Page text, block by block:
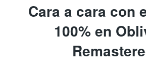
Cara a cara con
100% en